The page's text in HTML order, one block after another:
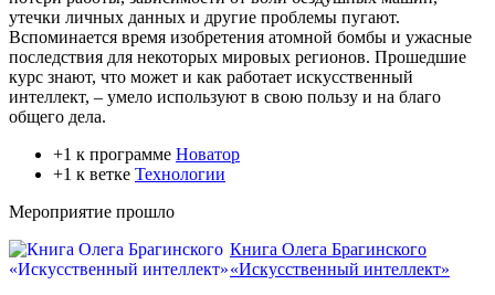
утечки личных данных и другие проблемы пугают.
Вспоминается время изобретения атомной бомбы и ужасные
последствия для некоторых мировых регионов. Прошедшие
курс знают, что может и как работает искусственный
интеллект, – умело используют в свою пользу и на благо
общего дела.
+1 к программе Новатор
+1 к ветке Технологии
Мероприятие прошло
Книга Олега Брагинского
«Искусственный интеллект»